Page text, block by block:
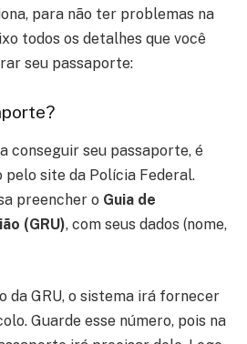
para não ter problemas na
todos os detalhes que você
seu passaporte:
conseguir seu passaporte, é
pelo site da Polícia Federal.
preencher o Guia de
(GRU), com seus dados (nome,
da GRU, o sistema irá fornecer
Guarde esse número, pois na